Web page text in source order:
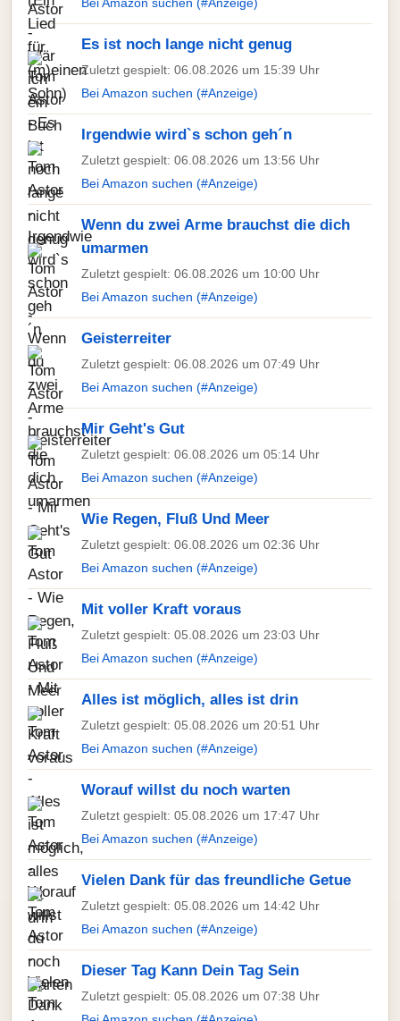
Es ist noch lange nicht genug
Zuletzt gespielt: 06.08.2026 um 15:39 Uhr
Bei Amazon suchen (#Anzeige)
Irgendwie wird`s schon geh´n
Zuletzt gespielt: 06.08.2026 um 13:56 Uhr
Bei Amazon suchen (#Anzeige)
Wenn du zwei Arme brauchst die dich
umarmen
Zuletzt gespielt: 06.08.2026 um 10:00 Uhr
Bei Amazon suchen (#Anzeige)
Geisterreiter
Zuletzt gespielt: 06.08.2026 um 07:49 Uhr
Bei Amazon suchen (#Anzeige)
Mir Geht's Gut
Zuletzt gespielt: 06.08.2026 um 05:14 Uhr
Bei Amazon suchen (#Anzeige)
Wie Regen, Fluß Und Meer
Zuletzt gespielt: 06.08.2026 um 02:36 Uhr
Bei Amazon suchen (#Anzeige)
Mit voller Kraft voraus
Zuletzt gespielt: 05.08.2026 um 23:03 Uhr
Bei Amazon suchen (#Anzeige)
Alles ist möglich, alles ist drin
Zuletzt gespielt: 05.08.2026 um 20:51 Uhr
Bei Amazon suchen (#Anzeige)
Worauf willst du noch warten
Zuletzt gespielt: 05.08.2026 um 17:47 Uhr
Bei Amazon suchen (#Anzeige)
Vielen Dank für das freundliche Getue
Zuletzt gespielt: 05.08.2026 um 14:42 Uhr
Bei Amazon suchen (#Anzeige)
Dieser Tag Kann Dein Tag Sein
Zuletzt gespielt: 05.08.2026 um 07:38 Uhr